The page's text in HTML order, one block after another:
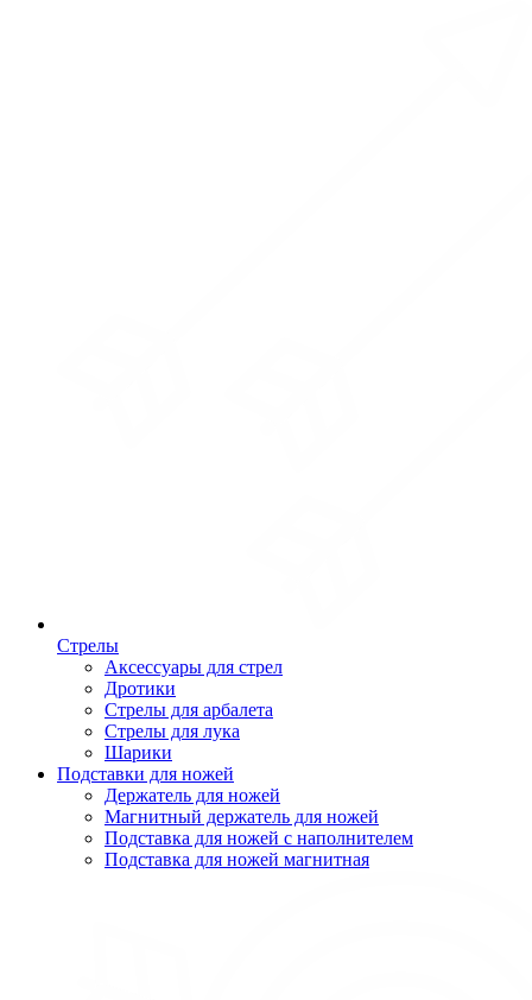
Стрелы
Аксессуары для стрел
Дротики
Стрелы для арбалета
Стрелы для лука
Шарики
Подставки для ножей
Держатель для ножей
Магнитный держатель для ножей
Подставка для ножей с наполнителем
Подставка для ножей магнитная